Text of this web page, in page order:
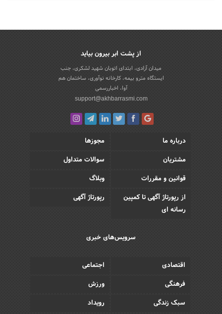
از پشت ابر بیرون بیاید
میدان آزادی، ابتدای اتوبان شهید لشکری، جنب
ایستگاه مترو بیمه، کارخانه نوآوری، ساختمان هم
آوا، اخباررسمی
support@akhbarrasmi.com
درباره ما
مجوزها
مشتریان
سوالات متداول
قوانین و مقررات
وبلاگ
از رپورتاژ آگهی تا کمپین
رسانه ای
رپورتاژ آگهی
سرویس‌های خبری
اقتصادی
اجتماعی
فرهنگی
ورزش
سبک زندگی
رویداد